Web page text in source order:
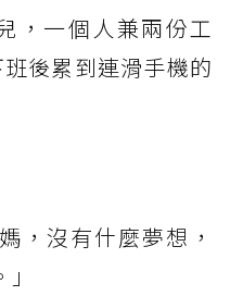
，一個人兼兩份工
後累到連滑手機的
，沒有什麼夢想，